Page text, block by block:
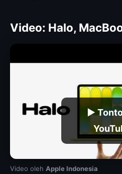
Video: Halo,
▶
Video oleh Apple Indonesia